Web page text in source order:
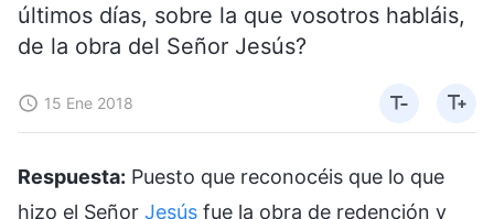
últimos días, sobre la que vosotros habláis,
de la obra del Señor Jesús?
15 Ene 2018
Respuesta: Puesto que reconocéis que lo que
hizo el Señor Jesús fue la obra de redención y